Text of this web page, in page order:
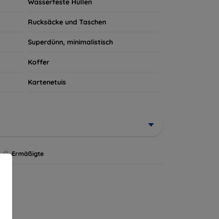
Wasserfeste Hüllen
Rucksäcke und Taschen
Superdünn, minimalistisch
Koffer
Kartenetuis
Ermäßigte